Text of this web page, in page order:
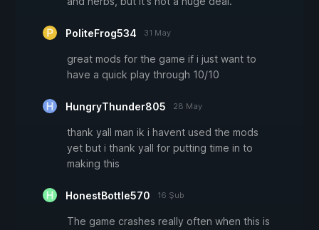
PoliteFrog534 31 May
great mods for the game if i just want to
have a quick play through 10/10
HungryThunder805 28 May
thank yall man ik i havent used the mods
yet but i thank yall for putting time in to
making this
HonestBottle570 16 Şub
The game crashes really often when this is